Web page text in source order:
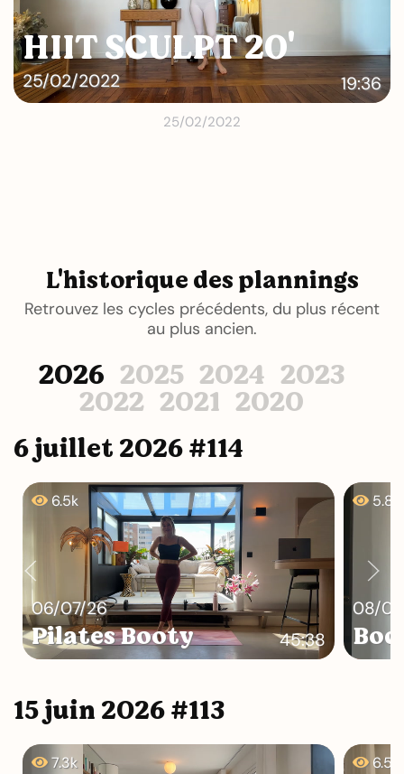
HIIT SCULPT 20'
25/02/2022 19:36
25/02/2022
L'historique des plannings
Retrouvez les cycles précédents, du plus récent
au plus ancien.
2026 2025 2024 2023
2022 2021 2020
6 juillet 2026 #114
06/07/26
Pilates Booty 45:38
6.5k
08/
5.8k
15 juin 2026 #113
7.3k 6.5k